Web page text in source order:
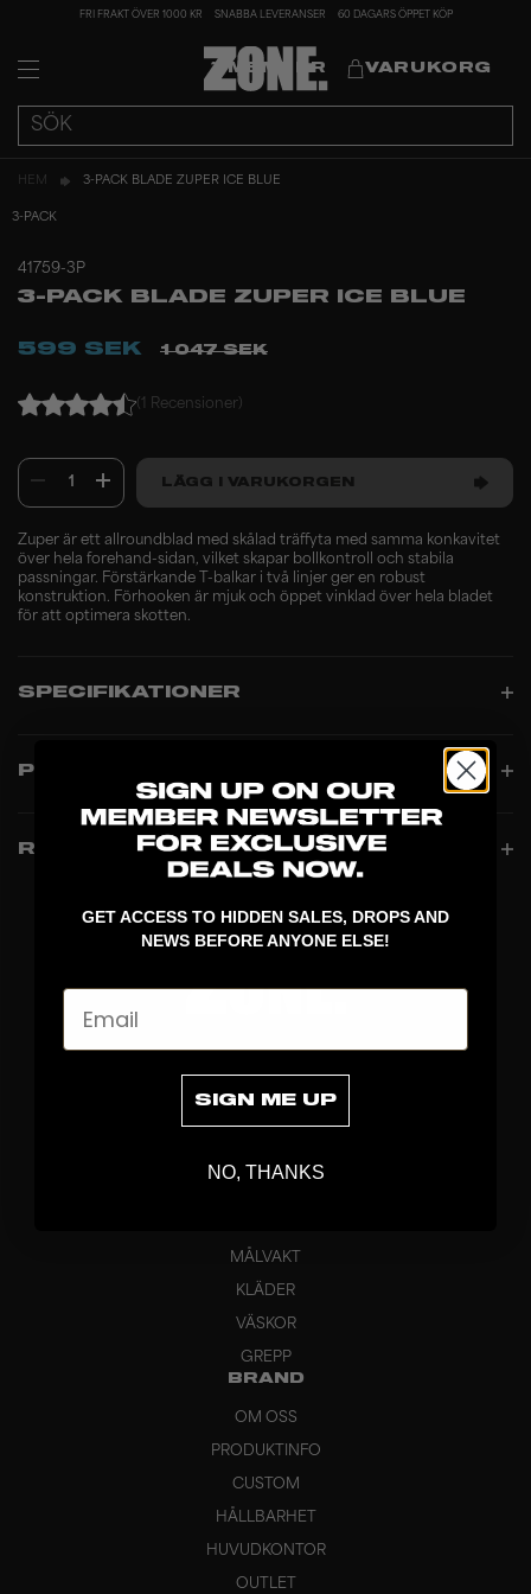
FRI FRAKT ÖVER 1000 KR SNABBA LEVERANSER 60 DAGARS ÖPPET KÖP
MEMBER VARUKORG
HEM 3-PACK BLADE ZUPER ICE BLUE
3-PACK
41759-3P
3-PACK BLADE ZUPER ICE BLUE
599 SEK 1 047 SEK
(1 Recensioner)
1 LÄGG I VARUKORGEN
Zuper är ett allroundblad med skålad träffyta med samma konkavitet
över hela forehand-sidan, vilket skapar bollkontroll och stabila
passningar. Förstärkande T-balkar i två linjer ger en robust
konstruktion. Förhooken är mjuk och öppet vinklad över hela bladet
för att optimera skotten.
SPECIFIKATIONER
PRODUCT INFO
RECENSIONER
MÅLVAKT
KLÄDER
VÄSKOR
GREPP
BRAND
OM OSS
PRODUKTINFO
CUSTOM
HÅLLBARHET
HUVUDKONTOR
OUTLET
GET ACCESS TO HIDDEN SALES, DROPS AND
NEWS BEFORE ANYONE ELSE!
SIGN ME UP
NO, THANKS